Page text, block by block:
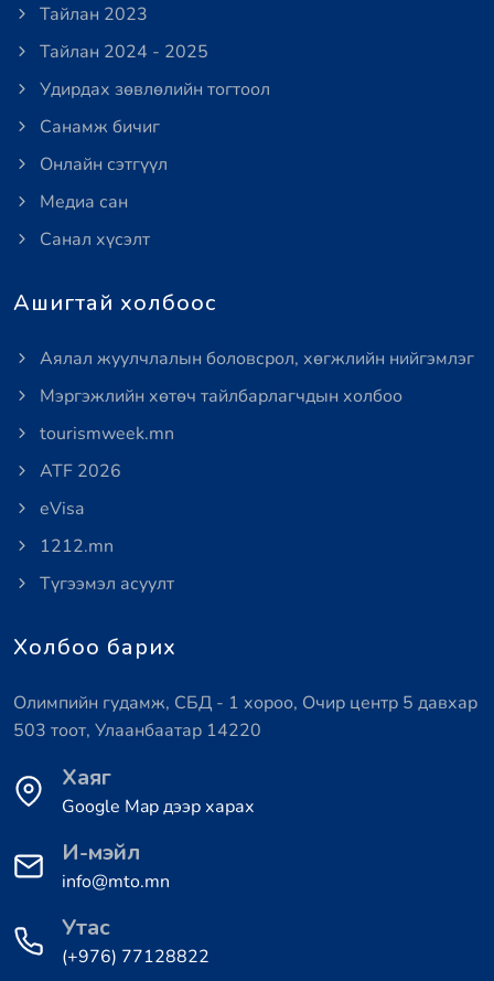
Тайлан 2023
Тайлан 2024 - 2025
Удирдах зөвлөлийн тогтоол
Санамж бичиг
Онлайн сэтгүүл
Медиа сан
Санал хүсэлт
Ашигтай холбоос
Аялал жуулчлалын боловсрол, хөгжлийн нийгэмлэг
Мэргэжлийн хөтөч тайлбарлагчдын холбоо
tourismweek.mn
ATF 2026
eVisa
1212.mn
Түгээмэл асуулт
Холбоо барих
Олимпийн гудамж, СБД - 1 хороо, Очир центр 5 давхар
503 тоот, Улаанбаатар 14220
Хаяг
Google Map дээр харах
И-мэйл
info@mto.mn
Утас
(+976) 77128822